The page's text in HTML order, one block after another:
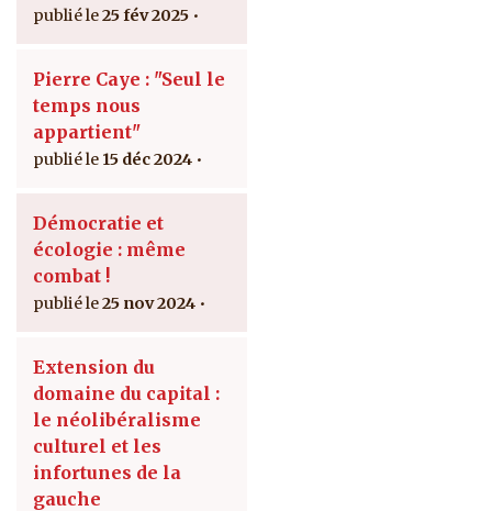
25 fév 2025
Pierre Caye : "Seul le
temps nous
appartient"
15 déc 2024
Démocratie et
écologie : même
combat !
25 nov 2024
Extension du
domaine du capital :
le néolibéralisme
culturel et les
infortunes de la
gauche